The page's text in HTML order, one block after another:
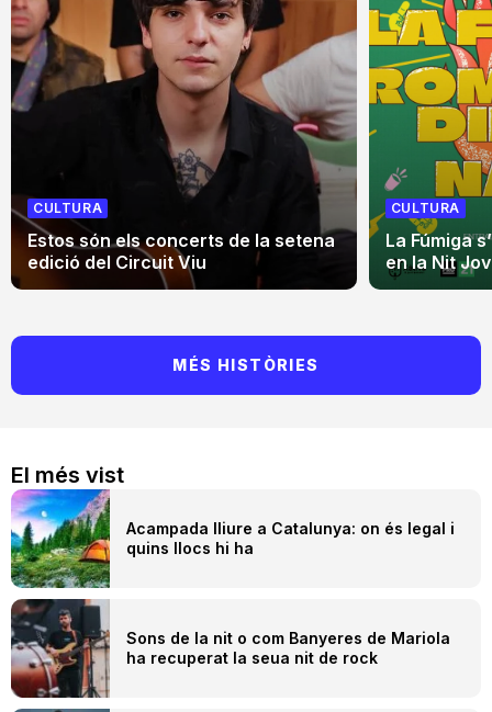
El més vist
Acampada lliure a Catalunya: on és legal i
quins llocs hi ha
Sons de la nit o com Banyeres de Mariola
ha recuperat la seua nit de rock
CULTURA
Estos són els concerts de la setena
edició del Circuit Viu
CULTURA
La Fúmiga
en la Nit
MÉS HISTÒRIES